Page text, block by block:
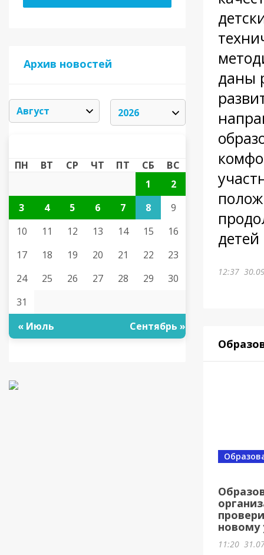
Архив новостей
ПН ВТ СР ЧТ ПТ СБ
ВС
1
2
3
4 5 6 7 8
9
10
11 12 13 14 15
16
17
18 19 20 21 22
23
24
25 26 27 28 29
30
31
« Июль
Сентябрь »
даны
детей
12:37
новому
11:20